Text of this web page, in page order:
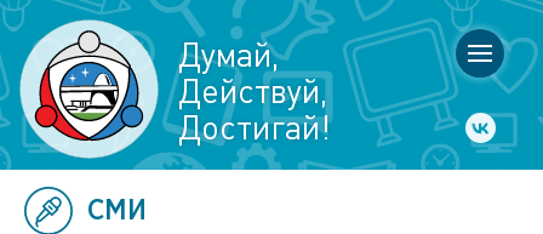
Думай,
Действуй,
Достигай!
СМИ